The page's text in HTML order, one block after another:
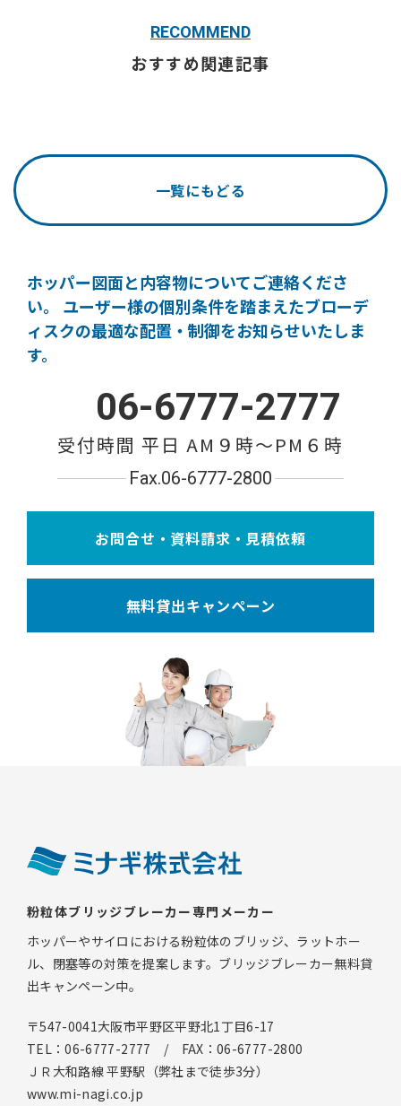
RECOMMEND
おすすめ関連記事
一覧にもどる
ホッパー図面と内容物についてご連絡くださ
い。
ユーザー様の個別条件を踏まえたブローデ
ィスクの最適な配置・制御をお知らせいたしま
す。
06-6777-2777
受付時間 平日 AM９時〜PM６時
Fax.06-6777-2800
お問合せ・資料請求・見積依頼
無料貸出キャンペーン
粉粒体ブリッジブレーカー専門メーカー
ホッパーやサイロにおける粉粒体のブリッジ、ラットホー
ル、閉塞等の対策を提案します。ブリッジブレーカー無料貸
出キャンペーン中。
〒547-0041大阪市平野区平野北1丁目6-17
TEL：06-6777-2777 / FAX：06-6777-2800
ＪＲ大和路線 平野駅（弊社まで徒歩3分）
www.mi-nagi.co.jp